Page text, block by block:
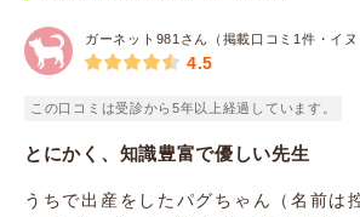
ガーネット981さん（掲載口コミ1件・イヌ
4.5
この口コミは受診から5年以上経過しています。
とにかく、知識豊富で優しい先生
うちで出産をしたパグちゃん（名前は